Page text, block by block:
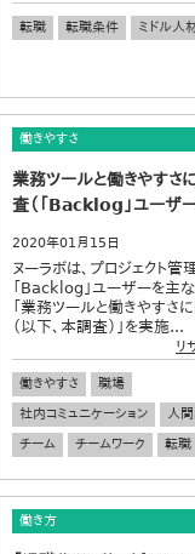
転職 転職条件 ミドル人
働きやすさ
業務ツールと働きやすさ
査（「Backlog」ユーザ
2020年01月15日
ヌーラボは、プロジェクト管
「Backlog」ユーザーを主
「業務ツールと働きやすさ
（以下、本調査）」を実施...
リ
働きやすさ
職場
社内コミュニケーション
人
チーム
チームワーク 転職
働き方